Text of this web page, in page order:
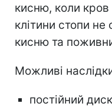
кисню, коли
клітини стопи
кисню та
Можливі
постійний